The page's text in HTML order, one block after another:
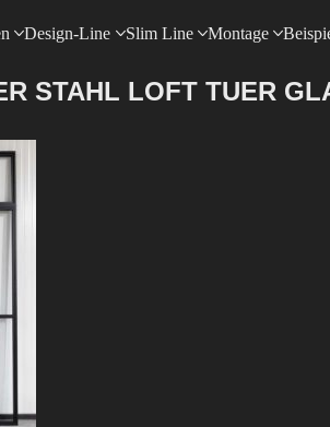
Design-Line Slim Line Montage
STAHL LOFT TUER